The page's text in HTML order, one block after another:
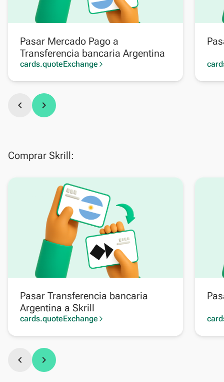
Pasar Mercado Pago a
Transferencia bancaria Argentina
cards.quoteExchange arrow_forward_ios
chevron_left chevron_right
Comprar Skrill:
Pasar Transferencia bancaria
Argentina a Skrill
cards.quoteExchange arrow_forward_ios
chevron_left chevron_right